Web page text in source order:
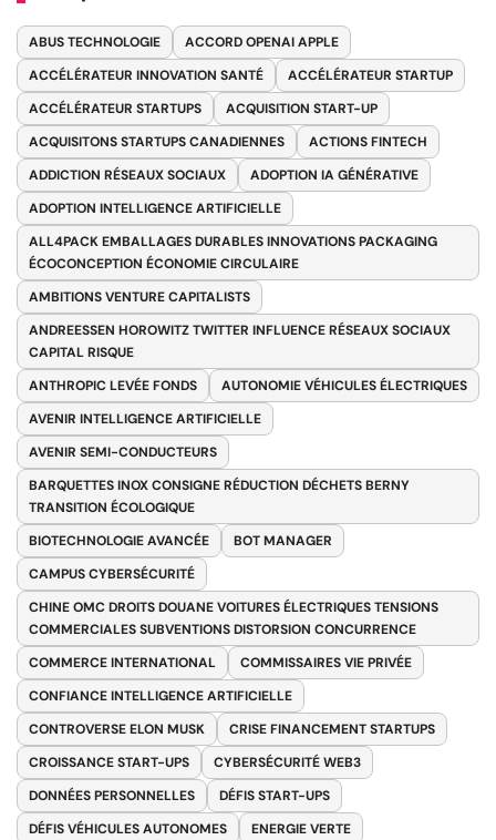
ABUS TECHNOLOGIE
ACCORD OPENAI APPLE
ACCÉLÉRATEUR INNOVATION SANTÉ
ACCÉLÉRATEUR STARTUP
ACCÉLÉRATEUR STARTUPS
ACQUISITION START-UP
ACQUISITONS STARTUPS CANADIENNES
ACTIONS FINTECH
ADDICTION RÉSEAUX SOCIAUX
ADOPTION IA GÉNÉRATIVE
ADOPTION INTELLIGENCE ARTIFICIELLE
ALL4PACK EMBALLAGES DURABLES INNOVATIONS PACKAGING
ÉCOCONCEPTION ÉCONOMIE CIRCULAIRE
AMBITIONS VENTURE CAPITALISTS
ANDREESSEN HOROWITZ TWITTER INFLUENCE RÉSEAUX SOCIAUX
CAPITAL RISQUE
ANTHROPIC LEVÉE FONDS
AUTONOMIE VÉHICULES ÉLECTRIQUES
AVENIR INTELLIGENCE ARTIFICIELLE
AVENIR SEMI-CONDUCTEURS
BARQUETTES INOX CONSIGNE RÉDUCTION DÉCHETS BERNY
TRANSITION ÉCOLOGIQUE
BIOTECHNOLOGIE AVANCÉE
BOT MANAGER
CAMPUS CYBERSÉCURITÉ
CHINE OMC DROITS DOUANE VOITURES ÉLECTRIQUES TENSIONS
COMMERCIALES SUBVENTIONS DISTORSION CONCURRENCE
COMMERCE INTERNATIONAL
COMMISSAIRES VIE PRIVÉE
CONFIANCE INTELLIGENCE ARTIFICIELLE
CONTROVERSE ELON MUSK
CRISE FINANCEMENT STARTUPS
CROISSANCE START-UPS
CYBERSÉCURITÉ WEB3
DONNÉES PERSONNELLES
DÉFIS START-UPS
DÉFIS VÉHICULES AUTONOMES
ENERGIE VERTE